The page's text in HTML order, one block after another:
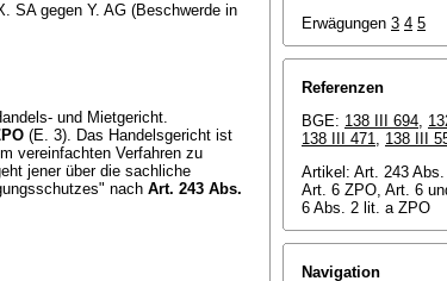
SA gegen Y. AG (Beschwerde in
und Mietgericht.
(E. 3). Das Handelsgericht ist
vereinfachten Verfahren zu
jener über die sachliche
nach Art. 243 Abs.
Erwägungen 3 4 5
Referenzen
BGE: 138 III 694,
138 III 471, 138 III
Artikel: Art. 243
Art. 6 ZPO, Art. 6
6 Abs. 2 lit. a ZPO
Navigation